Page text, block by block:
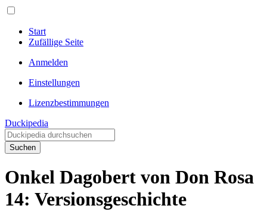
Start
Zufällige Seite
Anmelden
Einstellungen
Lizenzbestimmungen
Duckipedia
Suchen
Onkel Dagobert von Don Rosa
14: Versionsgeschichte